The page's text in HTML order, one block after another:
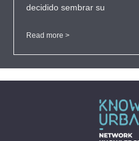
decidido sembrar su
Read more >